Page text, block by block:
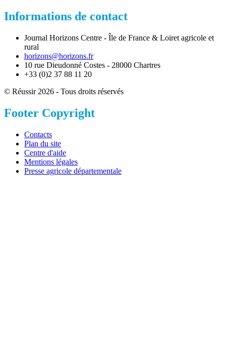
Informations de contact
Journal Horizons Centre - Île de France & Loiret agricole et
rural
horizons@horizons.fr
10 rue Dieudonné Costes - 28000 Chartres
+33 (0)2 37 88 11 20
© Réussir 2026 - Tous droits réservés
Footer Copyright
Contacts
Plan du site
Centre d'aide
Mentions légales
Presse agricole départementale